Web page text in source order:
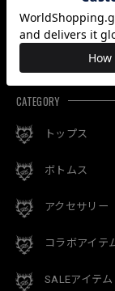
CATEGORY
トップス
ボトムス
アクセサリー
コラボアイテ
SALEアイテム